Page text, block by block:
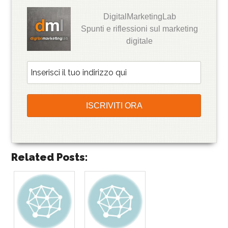
DigitalMarketingLab
Spunti e riflessioni sul marketing
digitale
Related Posts: